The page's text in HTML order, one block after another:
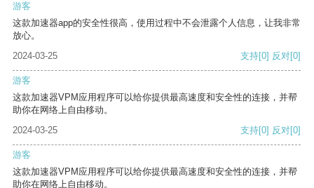
游客
这款加速器app的安全性很高，使用过程中不会泄露个人信息，让我非常
放心。
2024-03-25
支持[0] 反对[0]
游客
这款加速器VPM应用程序可以给你提供最高速度和安全性的连接，并帮
助你在网络上自由移动。
2024-03-25
支持[0] 反对[0]
游客
这款加速器VPM应用程序可以给你提供最高速度和安全性的连接，并帮
助你在网络上自由移动。